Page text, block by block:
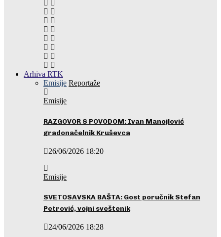
Arhiva RTK
Emisije Reportaže
Emisije
RAZGOVOR S POVODOM: Ivan Manojlović
gradonačelnik Kruševca
26/06/2026 18:20
Emisije
SVETOSAVSKA BAŠTA: Gost poručnik Stefan
Petrović, vojni sveštenik
24/06/2026 18:28